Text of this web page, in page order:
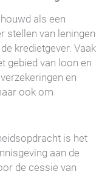
als een
stellen van leningen
kredietgever. Vaak
gebied van loon en
en
ook om
is het
aan de
de cessie van